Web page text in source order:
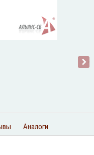
›
Аналоги